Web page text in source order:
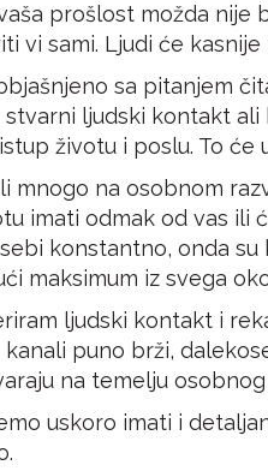
prošlost možda nije
vi sami. Ljudi će
sa pitanjem
stvarni ljudski kontakt
životu i poslu. To će
mnogo na osobnom
imati odmak od vas ili
konstantno, onda
maksimum iz svega
ljudski kontakt i
puno brži,
na temelju
uskoro imati i